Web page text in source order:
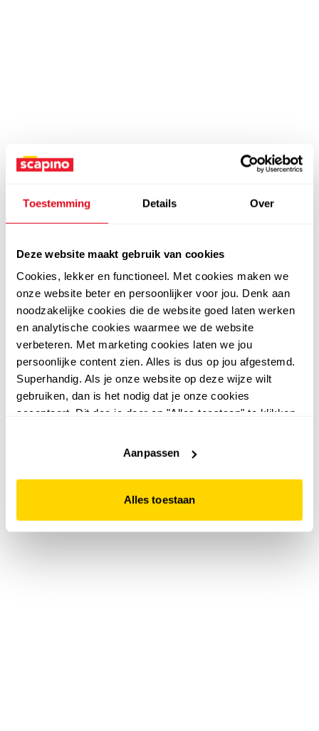
Toestemming Details Over
Deze website maakt gebruik van cookies
Cookies, lekker en functioneel. Met cookies maken we
onze website beter en persoonlijker voor jou. Denk aan
noodzakelijke cookies die de website goed laten werken
en analytische cookies waarmee we de website
verbeteren. Met marketing cookies laten we jou
persoonlijke content zien. Alles is dus op jou afgestemd.
Superhandig. Als je onze website op deze wijze wilt
gebruiken, dan is het nodig dat je onze cookies
accepteert. Dit doe je door op "Alles toestaan" te klikken.
website niet optimaal functioneert.
Aanpassen
Alles toestaan